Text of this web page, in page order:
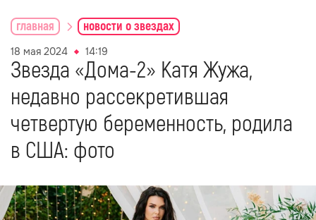
главная новости о звездах
18 мая 2024 14:19
Звезда «Дома-2» Катя Жужа,
недавно рассекретившая
четвертую беременность, родила
в США: фото